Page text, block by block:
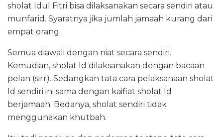
sholat Idul Fitri bisa dilaksanakan secara sendiri atau
munfarid. Syaratnya jika jumlah jamaah kurang dari
empat orang.
Semua diawali dengan niat secara sendiri.
Kemudian, sholat Id dilaksanakan dengan bacaan
pelan (sirr). Sedangkan tata cara pelaksanaan sholat
Id sendiri ini sama dengan kaifiat sholat Id
berjamaah. Bedanya, sholat sendiri tidak
menggunakan khutbah.